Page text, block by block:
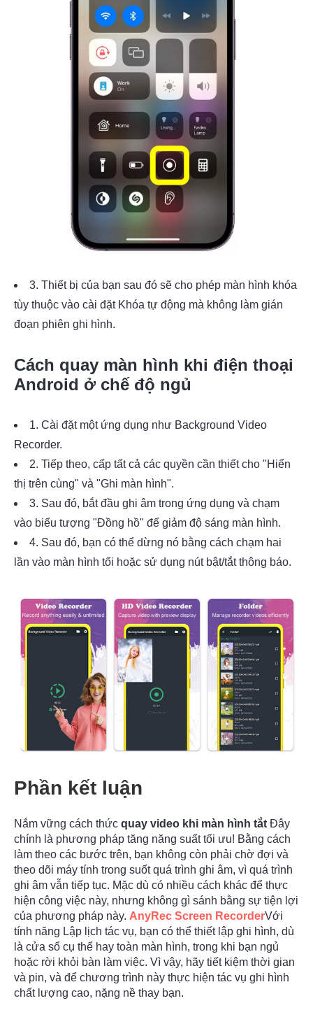
3. Thiết bị của bạn sau đó sẽ cho phép màn hình khóa
tùy thuộc vào cài đặt Khóa tự động mà không làm gián
đoạn phiên ghi hình.
Cách quay màn hình khi điện thoại
Android ở chế độ ngủ
1. Cài đặt một ứng dụng như Background Video
Recorder.
2. Tiếp theo, cấp tất cả các quyền cần thiết cho "Hiển
thị trên cùng" và "Ghi màn hình".
3. Sau đó, bắt đầu ghi âm trong ứng dụng và chạm
vào biểu tượng "Đồng hồ" để giảm độ sáng màn hình.
4. Sau đó, bạn có thể dừng nó bằng cách chạm hai
lần vào màn hình tối hoặc sử dụng nút bật/tắt thông báo.
Phần kết luận
Nắm vững cách thức quay video khi màn hình tắt Đây
chính là phương pháp tăng năng suất tối ưu! Bằng cách
làm theo các bước trên, bạn không còn phải chờ đợi và
theo dõi máy tính trong suốt quá trình ghi âm, vì quá trình
ghi âm vẫn tiếp tục. Mặc dù có nhiều cách khác để thực
hiện công việc này, nhưng không gì sánh bằng sự tiện lợi
của phương pháp này. AnyRec Screen RecorderVới
tính năng Lập lịch tác vụ, bạn có thể thiết lập ghi hình, dù
là cửa sổ cụ thể hay toàn màn hình, trong khi bạn ngủ
hoặc rời khỏi bàn làm việc. Vì vậy, hãy tiết kiệm thời gian
và pin, và để chương trình này thực hiện tác vụ ghi hình
chất lượng cao, nặng nề thay bạn.